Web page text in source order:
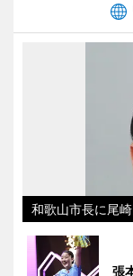
和歌山市長に尾
張